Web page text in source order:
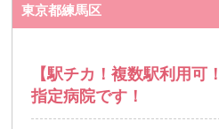
東京都練馬区
【駅チカ！複数駅利用可
指定病院です！